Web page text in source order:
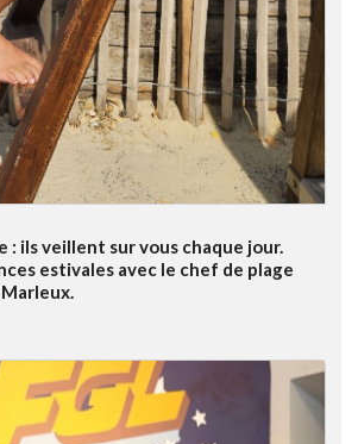
: ils veillent sur vous chaque jour.
estivales avec le chef de plage
Marleux.